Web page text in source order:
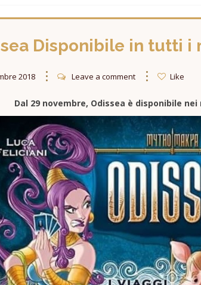
Disponibile in tutti i
2018 Leave a comment Like
Dal 29 novembre, Odissea è disponibile